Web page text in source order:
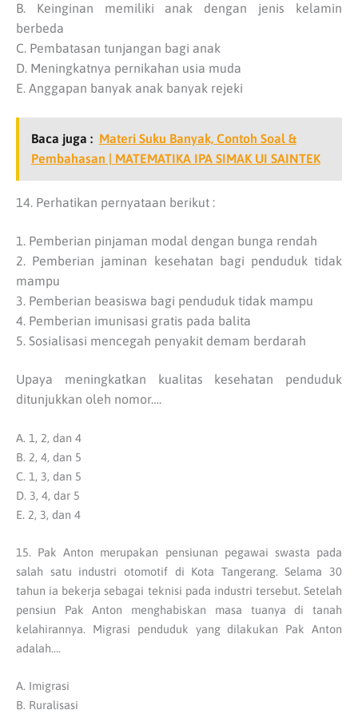
B. Keinginan memiliki anak dengan jenis kelamin
berbeda
C. Pembatasan tunjangan bagi anak
D. Meningkatnya pernikahan usia muda
E. Anggapan banyak anak banyak rejeki
Baca juga : Materi Suku Banyak, Contoh Soal &
Pembahasan | MATEMATIKA IPA SIMAK UI SAINTEK
14. Perhatikan pernyataan berikut :
1. Pemberian pinjaman modal dengan bunga rendah
2. Pemberian jaminan kesehatan bagi penduduk tidak
mampu
3. Pemberian beasiswa bagi penduduk tidak mampu
4. Pemberian imunisasi gratis pada balita
5. Sosialisasi mencegah penyakit demam berdarah
Upaya meningkatkan kualitas kesehatan penduduk
ditunjukkan oleh nomor….
A. 1, 2, dan 4
B. 2, 4, dan 5
C. 1, 3, dan 5
D. 3, 4, dar 5
E. 2, 3, dan 4
15. Pak Anton merupakan pensiunan pegawai swasta pada
salah satu industri otomotif di Kota Tangerang. Selama 30
tahun ia bekerja sebagai teknisi pada industri tersebut. Setelah
pensiun Pak Anton menghabiskan masa tuanya di tanah
kelahirannya. Migrasi penduduk yang dilakukan Pak Anton
adalah….
A. Imigrasi
B. Ruralisasi